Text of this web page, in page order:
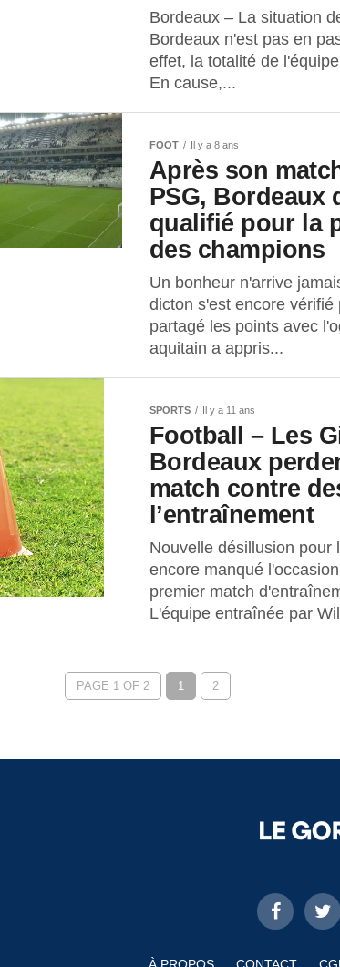
Bordeaux – La situation
Bordeaux n'est pas en
effet, la totalité de
En cause,...
FOOT Il y a 8 ans
Après son
PSG, Bordeaux
qualifié pour la
des champions
Un bonheur n'arrive
dicton s'est encore
partagé les points avec
aquitain a appris...
SPORTS Il y a 11 ans
Football – Les
Bordeaux
match contre
l’entraînement
Nouvelle désillusion pour
encore manqué
premier match
L'équipe entraînée par
PAGE 1 OF 2 1 2